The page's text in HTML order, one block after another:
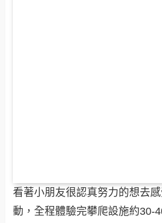
看著小朋友很認真努力的想去
動，全程體驗完攀爬設施約30-